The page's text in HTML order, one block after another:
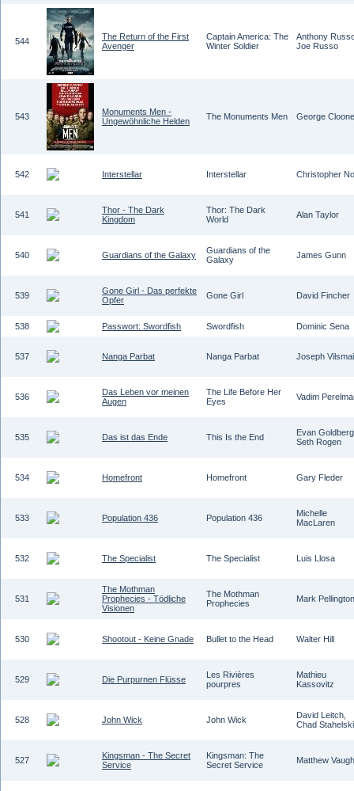
544
The Return of the First
Avenger
Captain America: The
Winter Soldier
Anthony
Joe Russo
543
Monuments Men -
Ungewöhnliche Helden
The Monuments Men George
542 Interstellar Interstellar Christopher
541
Thor - The Dark
Kingdom
Thor: The Dark
World
Alan Taylor
540 Guardians of the Galaxy
Guardians of the
Galaxy
James Gunn
539
Gone Girl - Das perfekte
Opfer
Gone Girl David Fincher
538 Passwort: Swordfish Swordfish Dominic Sena
537 Nanga Parbat Nanga Parbat Joseph
536
Das Leben vor meinen
Augen
The Life Before Her
Eyes
Vadim
535 Das ist das Ende This Is the End
Evan
Seth Rogen
534 Homefront Homefront Gary Fleder
533 Population 436 Population 436
Michelle
MacLaren
532 The Specialist The Specialist Luis Llosa
531
The Mothman
Prophecies - Tödliche
Visionen
The Mothman
Prophecies
Mark Pellington
530 Shootout - Keine Gnade Bullet to the Head Walter Hill
529 Die Purpurnen Flüsse
Les Rivières
pourpres
Mathieu
Kassovitz
528 John Wick John Wick
David Leitch,
Chad Stahelski
527
Kingsman - The Secret
Service
Kingsman: The
Secret Service
Matthew